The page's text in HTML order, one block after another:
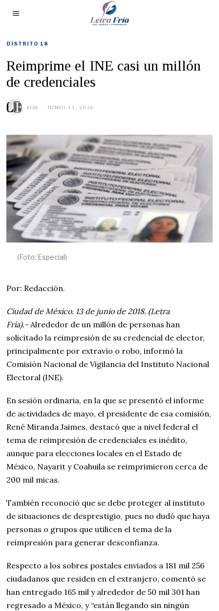
DISTRITO 18
Reimprime el INE casi un millón
de credenciales
POR JUNIO 13, 2018
O
1
3
,
2
0
1
9
(Foto: Especial)
Por: Redacción.
Ciudad de México. 13 de junio de 2018. (Letra
Fría).- Alrededor de un millón de personas han
solicitado la reimpresión de su credencial de elector,
principalmente por extravío o robo, informó la
Comisión Nacional de Vigilancia del Instituto Nacional
Electoral (INE).
En sesión ordinaria, en la que se presentó el informe
de actividades de mayo, el presidente de esa comisión,
René Miranda Jaimes, destacó que a nivel federal el
tema de reimpresión de credenciales es inédito,
aunque para elecciones locales en el Estado de
México, Nayarit y Coahuila se reimprimieron cerca de
200 mil micas.
También reconoció que se debe proteger al instituto
de situaciones de desprestigio, pues no dudó que haya
personas o grupos que utilicen el tema de la
reimpresión para generar desconfianza.
Respecto a los sobres postales enviados a 181 mil 256
ciudadanos que residen en el extranjero, comentó se
han entregado 165 mil y alrededor de 50 mil 301 han
regresado a México, y “están llegando sin ningún